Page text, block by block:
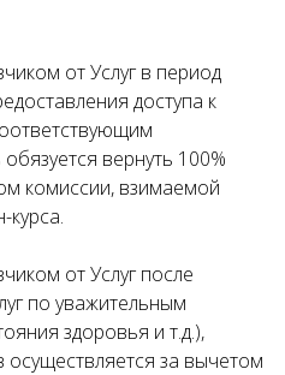
от Услуг в период
доступа к
вернуть 100%
комиссии, взимаемой
от Услуг после
по уважительным
здоровья и т.д.),
осуществляется за вычетом